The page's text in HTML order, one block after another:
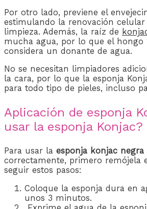
Por otro lado, previene el
estimulando la renovación
limpieza. Además, la raíz de
mucha agua, por lo que el hongo
considera un donante de agua.
No se necesitan limpiadores
la cara, por lo que la esponja
para todo tipo de pieles, incluso
Aplicación de esponja
usar la esponja Konjac?
Para usar la esponja konjac
correctamente, primero remójela
seguir estos pasos:
Coloque la esponja dura en
unos 3 minutos.